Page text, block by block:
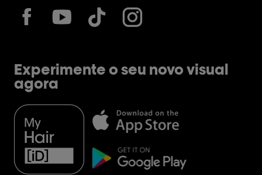
Experimente o seu novo visual
agora